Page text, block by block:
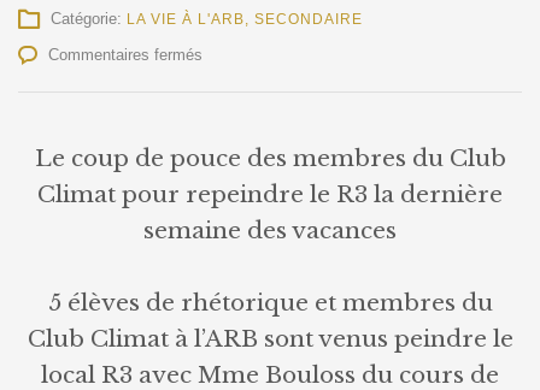
Catégorie: LA VIE À L'ARB, SECONDAIRE
Commentaires fermés
bout
rouleau
Le coup de pouce des membres du Club
Climat pour repeindre le R3 la dernière
semaine des vacances
5 élèves de rhétorique et membres du
Club Climat à l’ARB sont venus peindre le
local R3 avec Mme Bouloss du cours de